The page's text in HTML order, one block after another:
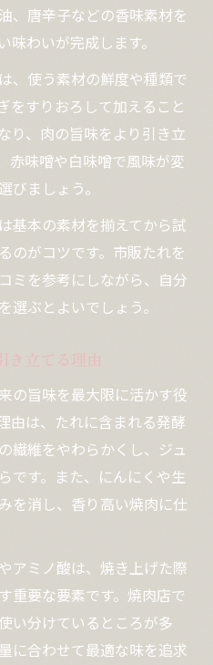
、唐辛子などの香味素材を
わいが完成します。
、使う素材の鮮度や種類で
をすりおろして加えること
り、肉の旨味をより引き立
赤味噌や白味噌で風味が変
びましょう。
基本の素材を揃えてから試
のがコツです。市販たれを
ミを参考にしながら、自分
選ぶとよいでしょう。
き立てる理由
の旨味を最大限に活かす役
由は、たれに含まれる発酵
繊維をやわらかくし、ジュ
です。また、にんにくや生
を消し、香り高い焼肉に仕
アミノ酸は、焼き上げた際
重要な要素です。焼肉店で
い分けているところが多
に合わせて最適な味を追求